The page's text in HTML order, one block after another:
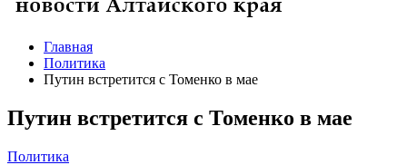
Главная
Политика
Путин встретится с Томенко в мае
Путин встретится с Томенко в мае
Политика